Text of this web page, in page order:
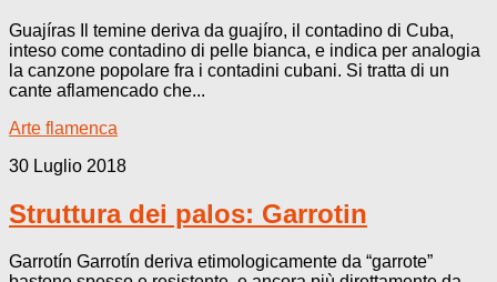
Guajíras Il temine deriva da guajíro, il contadino di Cuba,
inteso come contadino di pelle bianca, e indica per analogia
la canzone popolare fra i contadini cubani. Si tratta di un
cante aflamencado che...
Arte flamenca
30 Luglio 2018
Struttura dei palos: Garrotin
Garrotín Garrotín deriva etimologicamente da “garrote”